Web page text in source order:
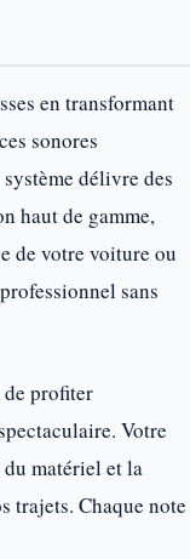
en transformant
sonores
délivre des
haut de gamme,
de votre voiture ou
sans
de profiter
Votre
matériel et la
trajets. Chaque note